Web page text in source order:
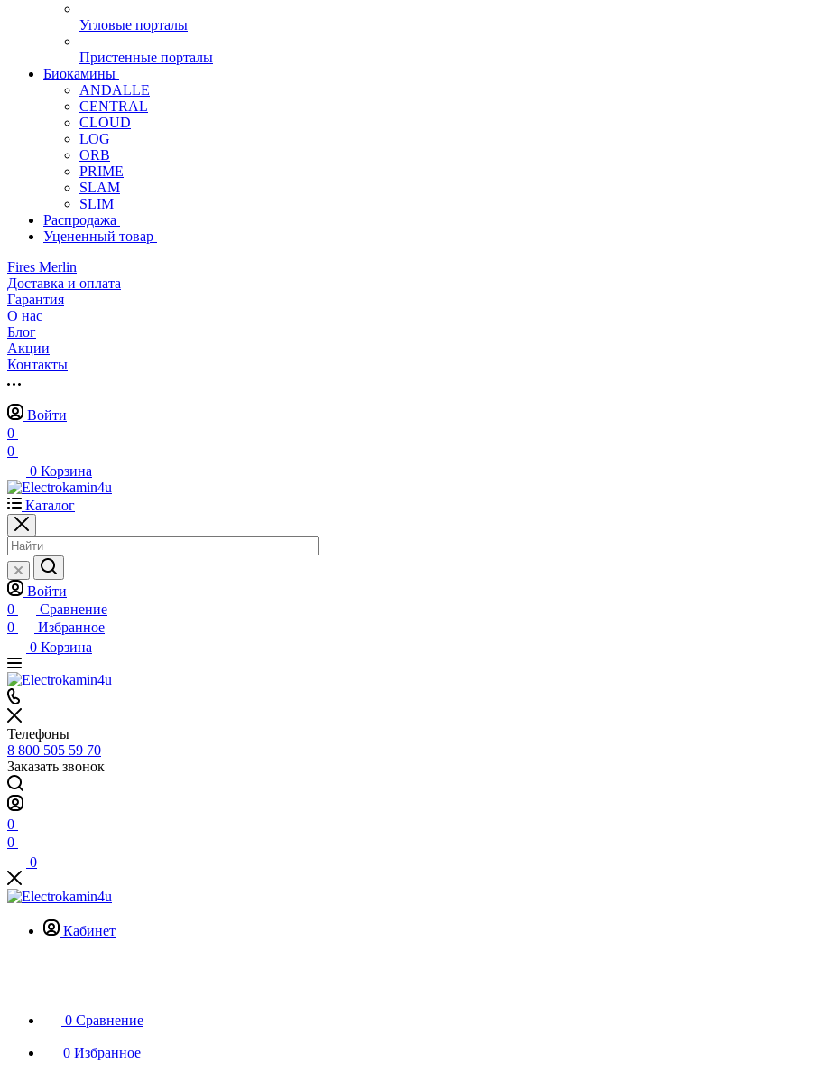
Угловые порталы
Пристенные порталы
Биокамины
ANDALLE
CENTRAL
CLOUD
LOG
ORB
PRIME
SLAM
SLIM
Распродажа
Уцененный товар
Fires Merlin
Доставка и оплата
Гарантия
О нас
Блог
Акции
Контакты
Войти
0
0
0 Корзина
Каталог
Войти
0
Сравнение
0
Избранное
0 Корзина
Телефоны
8 800 505 59 70
Заказать звонок
0
0
0
Кабинет
0 Сравнение
0 Избранное